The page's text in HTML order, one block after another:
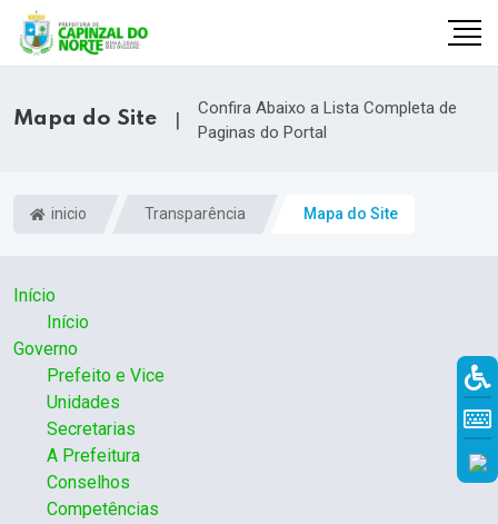
Mapa do Site |
Confira Abaixo a Lista Completa de
Paginas do Portal
inicio Transparência Mapa do Site
Início
Início
Governo
Prefeito e Vice
Unidades
Secretarias
A Prefeitura
Conselhos
Competências